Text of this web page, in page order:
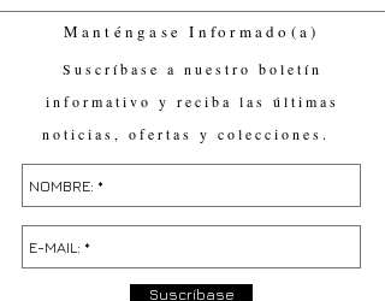
Manténgase Informado(a)
Suscríbase a nuestro boletín
informativo y reciba las últimas
noticias, ofertas y colecciones.
Suscríbase